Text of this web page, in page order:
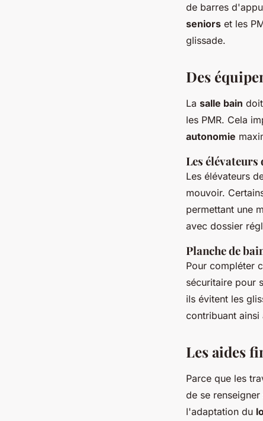
de barres
seniors et les
glissade.
Des
La salle bain
les PMR. Cela
autonomie
Les élévateurs
Les élévateurs
mouvoir.
permettant une
avec dossier
Planche de
Pour compléter
sécuritaire pour
ils évitent les
contribuant
Les aides
Parce que les
de se
l'adaptation du